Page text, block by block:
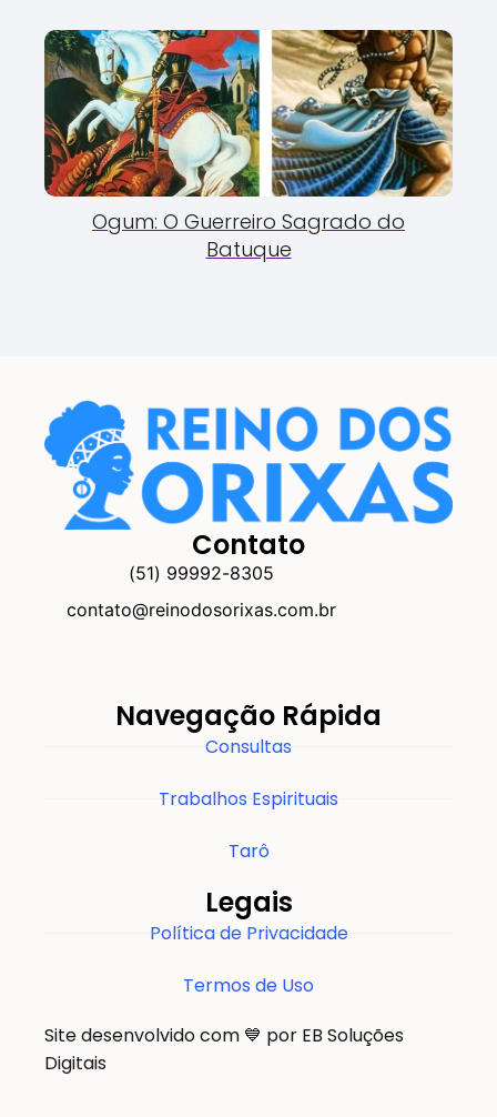
Ogum: O Guerreiro Sagrado do
Batuque
Contato
(51) 99992-8305
contato@reinodosorixas.com.br
Navegação Rápida
Consultas
Trabalhos Espirituais
Tarô
Legais
Política de Privacidade
Termos de Uso
Site desenvolvido com 💙 por EB Soluções
Digitais